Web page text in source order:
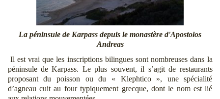
La péninsule de Karpass depuis le monastère d'Apostolos
Andreas
Il est vrai que les inscriptions bilingues sont nombreuses dans la
péninsule de Karpass. Le plus souvent, il s’agit de restaurants
proposant du poisson ou du « Klephtico », une spécialité
d’agneau cuit au four typiquement grecque, dont le nom est lié